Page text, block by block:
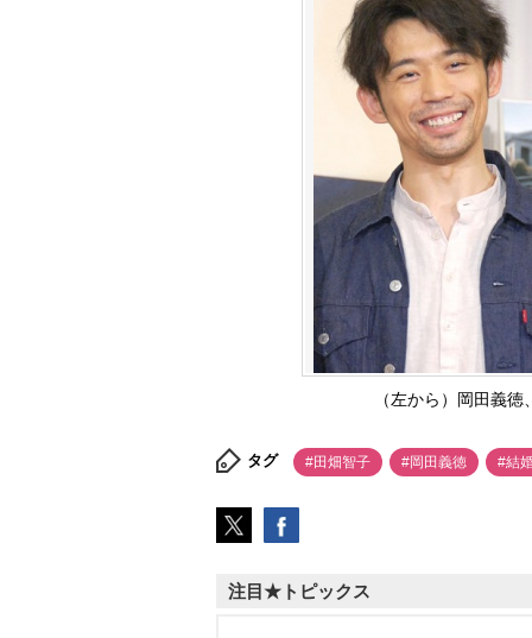
（左から）岡田義
タグ #田畑智子 #岡田義徳 #結
注目★トピックス